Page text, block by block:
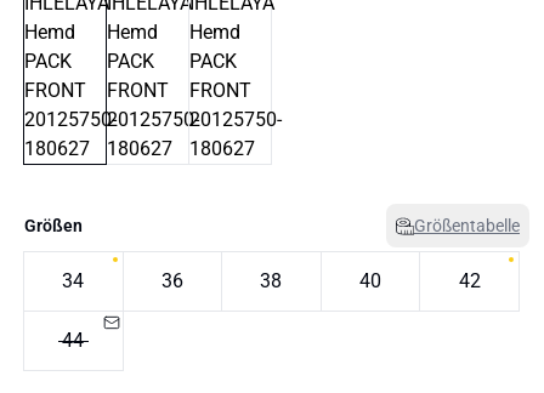
Größen Größentabelle
34 36 38 40 42
44